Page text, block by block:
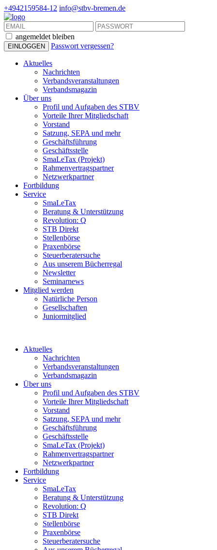
+4942159584-12 info@stbv-bremen.de
angemeldet bleiben
Passwort vergessen?
Aktuelles
Nachrichten
Verbandsveranstaltungen
Verbandsmagazin
Über uns
Profil und Aufgaben des STBV
Vorteile Ihrer Mitgliedschaft
Vorstand
Satzung, SEPA und mehr
Geschäftsführung
Geschäftsstelle
SmaLeTax (Projekt)
Rahmenvertragspartner
Netzwerkpartner
Fortbildung
Service
SmaLeTax
Beratung & Unterstützung
Revolution: Q
STB Direkt
Stellenbörse
Praxenbörse
Steuerberatersuche
Aus unserem Bücherregal
Newsletter
Seminarnews
Mitglied werden
Natürliche Person
Gesellschaften
Juniormitglied
Aktuelles
Nachrichten
Verbandsveranstaltungen
Verbandsmagazin
Über uns
Profil und Aufgaben des STBV
Vorteile Ihrer Mitgliedschaft
Vorstand
Satzung, SEPA und mehr
Geschäftsführung
Geschäftsstelle
SmaLeTax (Projekt)
Rahmenvertragspartner
Netzwerkpartner
Fortbildung
Service
SmaLeTax
Beratung & Unterstützung
Revolution: Q
STB Direkt
Stellenbörse
Praxenbörse
Steuerberatersuche